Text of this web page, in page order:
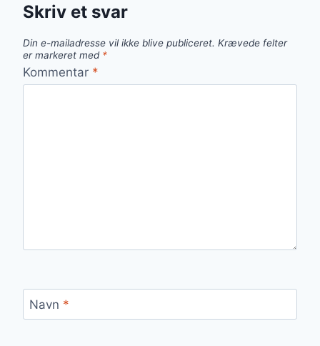
Skriv et svar
Din e-mailadresse vil ikke blive publiceret. Krævede felter
er markeret med *
Kommentar *
Navn *